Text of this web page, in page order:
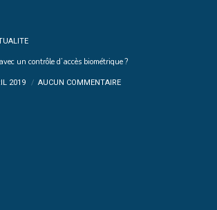
un contrôle d’accès biométrique ?
2019 AUCUN COMMENTAIRE